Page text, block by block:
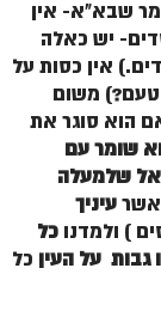
שבא"א- אין
יש כאלה
אין כסות על
משום
הוא סוגר את
שומר עם
שלמעלה
אשרעיניך
) ולמדנו כל
גבות על העין כל